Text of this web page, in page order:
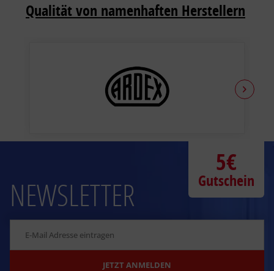
Qualität von namenhaften Herstellern
NEWSLETTER
JETZT ANMELDEN
5€
Gutschein